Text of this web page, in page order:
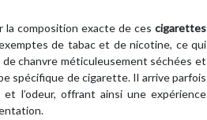
composition exacte de ces cigarettes
de tabac et de nicotine, ce qui
chanvre méticuleusement séchées et
spécifique de cigarette. Il arrive parfois
l’odeur, offrant ainsi une expérience